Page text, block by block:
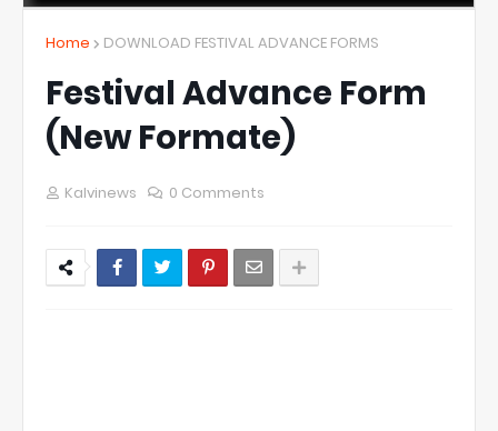
Home DOWNLOAD FESTIVAL ADVANCE FORMS
Festival Advance Form
(New Formate)
Kalvinews 0 Comments